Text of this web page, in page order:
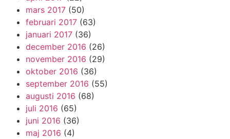
mars 2017 (50)
februari 2017 (63)
januari 2017 (36)
december 2016 (26)
november 2016 (29)
oktober 2016 (36)
september 2016 (55)
augusti 2016 (68)
juli 2016 (65)
juni 2016 (36)
maj 2016 (4)